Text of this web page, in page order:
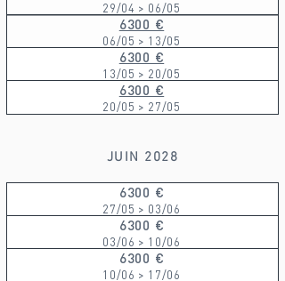
29/04 > 06/05
6300 €
06/05 > 13/05
6300 €
13/05 > 20/05
6300 €
20/05 > 27/05
JUIN 2028
6300 €
27/05 > 03/06
6300 €
03/06 > 10/06
6300 €
10/06 > 17/06